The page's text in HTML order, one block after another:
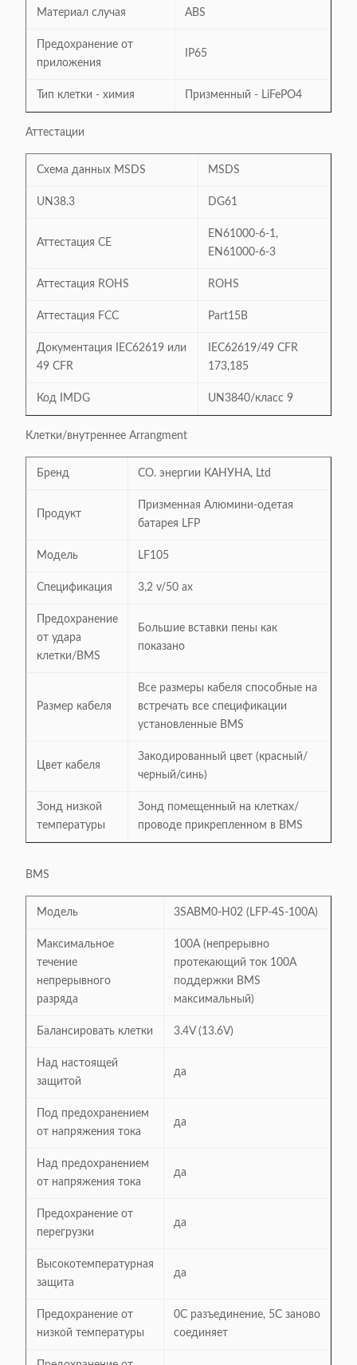
Материал случая ABS
Предохранение от
приложения
IP65
Тип клетки - химия Призменный - LiFePO4
Аттестации
Схема данных MSDS MSDS
UN38.3 DG61
Аттестация CE
EN61000-6-1,
EN61000-6-3
Аттестация ROHS ROHS
Аттестация FCC Part15B
Документация IEC62619 или
49 CFR
IEC62619/49 CFR
173,185
Код IMDG UN3840/класс 9
Клетки/внутреннее Arrangment
Бренд CO. энергии КАНУНА, Ltd
Продукт
Призменная Алюмини-одетая
батарея LFP
Модель LF105
Спецификация 3,2 v/50 ах
Предохранение
от удара
клетки/BMS
Большие вставки пены как
показано
Размер кабеля
Все размеры кабеля способные на
встречать все спецификации
установленные BMS
Цвет кабеля
Закодированный цвет (красный/
черный/синь)
Зонд низкой
температуры
Зонд помещенный на клетках/
проводе прикрепленном в BMS
BMS
Модель 3SABM0-H02 (LFP-4S-100A)
Максимальное
течение
непрерывного
разряда
100A (непрерывно
протекающий ток 100A
поддержки BMS
максимальный)
Балансировать клетки 3.4V (13.6V)
Над настоящей
защитой
да
Под предохранением
от напряжения тока
да
Над предохранением
от напряжения тока
да
Предохранение от
перегрузки
да
Высокотемпературная
защита
да
Предохранение от
низкой температуры
0C разъединение, 5C заново
соединяет